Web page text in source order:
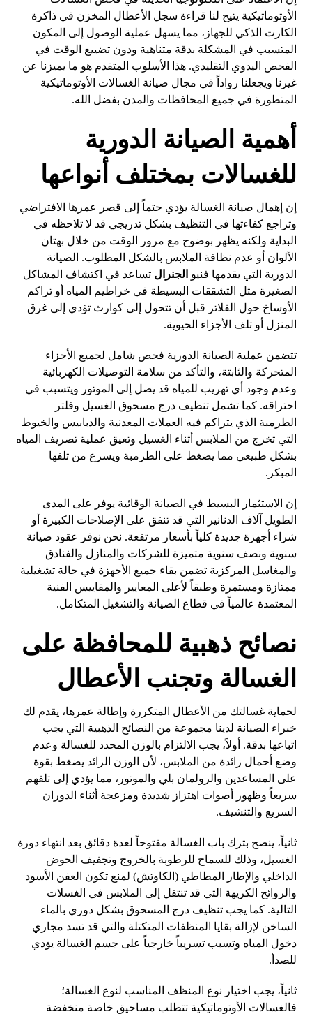
الأوتوماتيكية يتيح لنا قراءة سجل الأعطال المخزن في ذاكرة
الكارت الذكي للجهاز، مما يسهل عملية الوصول إلى المكون
المتسبب في المشكلة بدقة متناهية ودون تضييع الوقت في
الفحص اليدوي التقليدي. هذا الأسلوب المتقدم هو ما يميزنا عن
غيرنا ويجعلنا رواداً في مجال صيانة الغسالات الأوتوماتيكية
المتطورة في جميع المحافظات والمدن بفضل الله.
أهمية الصيانة الدورية
للغسالات بمختلف أنواعها
إن إهمال صيانة الغسالة يؤدي حتماً إلى قصر عمرها الافتراضي
وتراجع كفاءتها في التنظيف بشكل تدريجي قد لا تلاحظه في
البداية ولكنه يظهر بوضوح مع مرور الوقت من خلال بهتان
الألوان أو عدم نظافة الملابس بالشكل المطلوب. الصيانة
الدورية التي يقدمها فنيو الجنرال تساعد في اكتشاف المشاكل
الصغيرة مثل التشققات البسيطة في خراطيم المياه أو تراكم
الأوساخ حول الفلاتر قبل أن تتحول إلى كوارث تؤدي إلى غرق
المنزل أو تلف الأجزاء الحيوية.
تتضمن عملية الصيانة الدورية فحص شامل لجميع الأجزاء
المتحركة والثابتة، والتأكد من سلامة التوصيلات الكهربائية
وعدم وجود أي تهريب للمياه قد يصل إلى الموتور ويتسبب في
احتراقه. كما تشمل تنظيف درج مسحوق الغسيل وفلتر
الطرمبة الذي يتراكم فيه العملات المعدنية والدبابيس والخيوط
التي تخرج من الملابس أثناء الغسيل وتعيق عملية تصريف المياه
بشكل طبيعي مما يضغط على الطرمبة ويسرع من تلفها
المبكر.
إن الاستثمار البسيط في الصيانة الوقائية يوفر على المدى
الطويل آلاف الدنانير التي قد تنفق على الإصلاحات الكبيرة أو
شراء أجهزة جديدة كلياً بأسعار مرتفعة. نحن نوفر عقود صيانة
سنوية ونصف سنوية متميزة للشركات والمنازل والفنادق
والمغاسل المركزية تضمن بقاء جميع الأجهزة في حالة تشغيلية
ممتازة ومستمرة وطبقاً لأعلى المعايير والمقاييس الفنية
المعتمدة عالمياً في قطاع الصيانة والتشغيل المتكامل.
نصائح ذهبية للمحافظة على
الغسالة وتجنب الأعطال
لحماية غسالتك من الأعطال المتكررة وإطالة عمرها، يقدم لك
خبراء الصيانة لدينا مجموعة من النصائح الذهبية التي يجب
اتباعها بدقة. أولاً، يجب الالتزام بالوزن المحدد للغسالة وعدم
وضع أحمال زائدة من الملابس، لأن الوزن الزائد يضغط بقوة
على المساعدين والرولمان بلي والموتور، مما يؤدي إلى تلفهم
سريعاً وظهور أصوات اهتزاز شديدة ومزعجة أثناء الدوران
السريع والتنشيف.
ثانياً، ينصح بترك باب الغسالة مفتوحاً لعدة دقائق بعد انتهاء دورة
الغسيل، وذلك للسماح للرطوبة بالخروج وتجفيف الحوض
الداخلي والإطار المطاطي (الكاوتش) لمنع تكون العفن الأسود
والروائح الكريهة التي قد تنتقل إلى الملابس في الغسلات
التالية. كما يجب تنظيف درج المسحوق بشكل دوري بالماء
الساخن لإزالة بقايا المنظفات المتكتلة والتي قد تسد مجاري
دخول المياه وتسبب تسريباً خارجياً على جسم الغسالة يؤدي
للصدأ.
ثانياً، يجب اختيار نوع المنظف المناسب لنوع الغسالة؛
فالغسالات الأوتوماتيكية تتطلب مساحيق خاصة منخفضة